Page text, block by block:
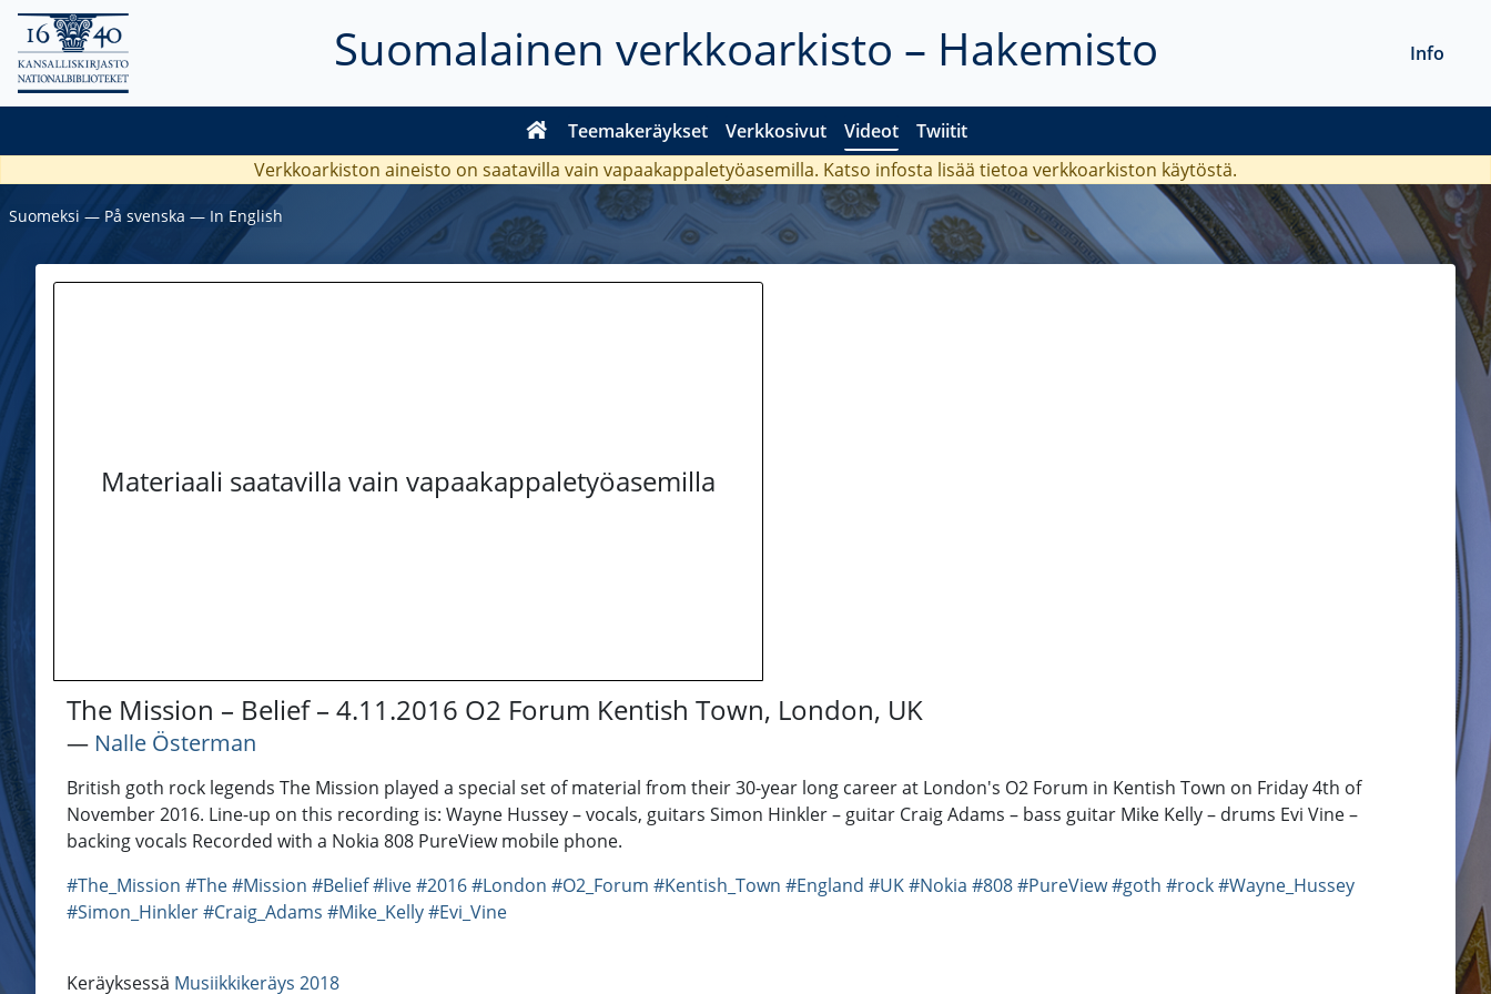
Suomalainen verkkoarkisto – Hakemisto
Teemakeräykset Verkkosivut Videot Twiitit
Info
Verkkoarkiston aineisto on saatavilla vain vapaakappaletyöasemilla. Katso infosta lisää tietoa verkkoarkiston käytöstä.
Suomeksi ― På svenska ― In English
Materiaali saatavilla vain vapaakappaletyöasemilla
The Mission – Belief – 4.11.2016 O2 Forum Kentish Town, London, UK
― Nalle Österman
British goth rock legends The Mission played a special set of material from their 30-year long career at London's O2 Forum in Kentish Town on Friday 4th of
November 2016. Line-up on this recording is: Wayne Hussey – vocals, guitars Simon Hinkler – guitar Craig Adams – bass guitar Mike Kelly – drums Evi Vine –
backing vocals Recorded with a Nokia 808 PureView mobile phone.
#The_Mission #The#Mission #Belief#live#2016#London #O2_Forum #Kentish_Town #England #UK#Nokia #808#PureView#goth #rock#Wayne_Hussey
#Simon_Hinkler#Craig_Adams #Mike_Kelly#Evi_Vine
Keräyksessä Musiikkikeräys 2018